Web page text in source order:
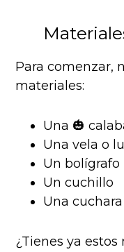
Para comenzar,
materiales:
Una 🎃
Una vela o
Un bolígrafo
Un cuchillo
Una cuchara
¿Tienes ya estos